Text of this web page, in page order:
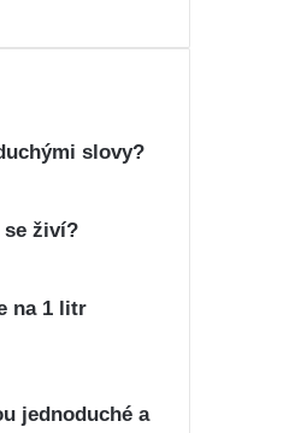
slovy?
se živí?
na 1 litr
jednoduché a